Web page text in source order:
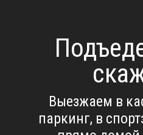
Выезжаем в
паркинг, в